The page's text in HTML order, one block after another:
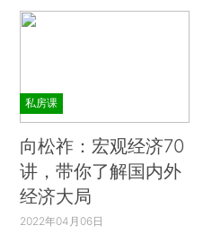
私房课
向松祚：宏观经济70
讲，带你了解国内外
经济大局
2022年04月06日